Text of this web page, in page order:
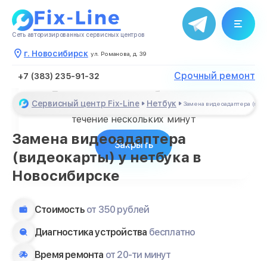
Сеть авторизированных сервисных центров
г. Новосибирск ул. Романова, д. 39
+7 (383) 235-91-32 Срочный ремонт
Сервисный центр Fix-Line Нетбук Замена видеоадаптера
Замена видеоадаптера
(видеокарты) у нетбука в
Новосибирске
Стоимость от 350 рублей
Диагностика устройства бесплатно
Время ремонта от 20-ти минут
Благодарим за обращение
Менеджер свяжется с Вами в
течение нескольких минут
Закрыть